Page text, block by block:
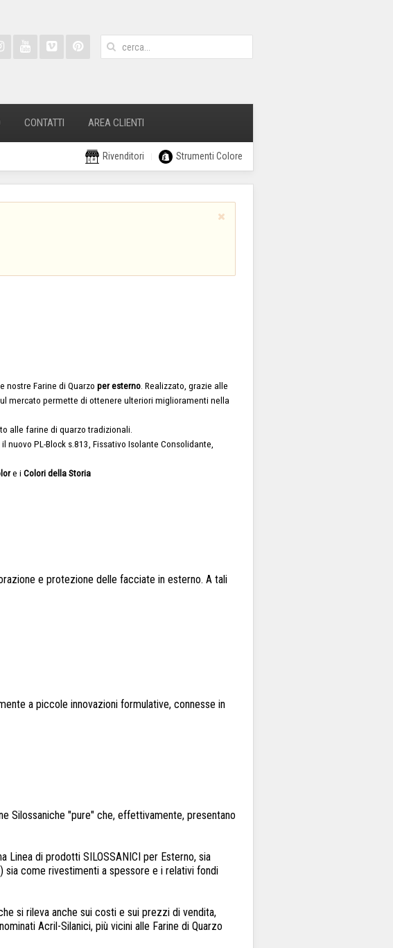
CONTATTI AREA CLIENTI
Rivenditori Strumenti Colore
nostre Farine di Quarzo per esterno. Realizzato, grazie alle
mercato permette di ottenere ulteriori miglioramenti nella
alle farine di quarzo tradizionali.
nuovo PL-Block s.813, Fissativo Isolante Consolidante,
e i Colori della Storia
e protezione delle facciate in esterno. A tali
a piccole innovazioni formulative, connesse in
Silossaniche "pure" che, effettivamente, presentano
Linea di prodotti SILOSSANICI per Esterno, sia
come rivestimenti a spessore e i relativi fondi
si rileva anche sui costi e sui prezzi di vendita,
Acril-Silanici, più vicini alle Farine di Quarzo